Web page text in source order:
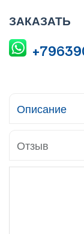
ЗАКАЗАТЬ
Описание
Отзыв